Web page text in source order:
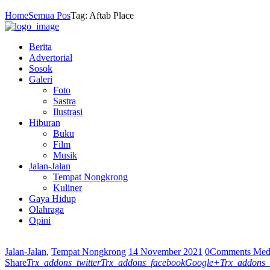
HomeSemua PosTag: Aftab Place
Berita
Advertorial
Sosok
Galeri
Foto
Sastra
Ilustrasi
Hiburan
Buku
Film
Musik
Jalan-Jalan
Tempat Nongkrong
Kuliner
Gaya Hidup
Olahraga
Opini
Jalan-Jalan, Tempat Nongkrong 14 November 2021 0Comments
ShareTrx_addons_twitterTrx_addons_facebookGoogle+